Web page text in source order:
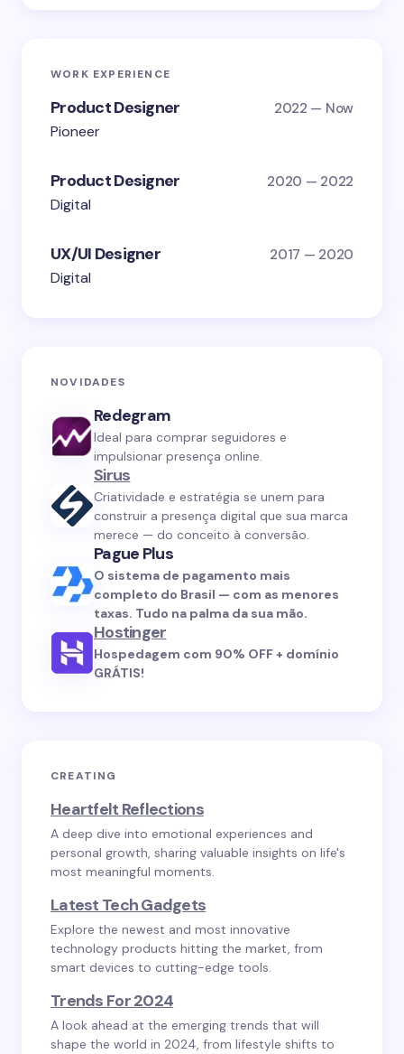
WORK EXPERIENCE
Product Designer 2022 — Now
Pioneer
Product Designer 2020 — 2022
Digital
UX/UI Designer 2017 — 2020
Digital
NOVIDADES
Redegram
Ideal para comprar seguidores e
impulsionar presença online.
Sirus
Criatividade e estratégia se unem para
construir a presença digital que sua marca
merece — do conceito à conversão.
Pague Plus
O sistema de pagamento mais
completo do Brasil — com as menores
taxas. Tudo na palma da sua mão.
Hostinger
Hospedagem com 90% OFF + domínio
GRÁTIS!
CREATING
Heartfelt Reflections
A deep dive into emotional experiences and
personal growth, sharing valuable insights on life's
most meaningful moments.
Latest Tech Gadgets
Explore the newest and most innovative
technology products hitting the market, from
smart devices to cutting-edge tools.
Trends For 2024
A look ahead at the emerging trends that will
shape the world in 2024, from lifestyle shifts to